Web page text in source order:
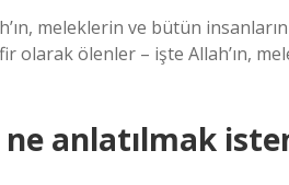
meleklerin ve bütün
olarak ölenler – işte Allah’ın,
anlatılmak